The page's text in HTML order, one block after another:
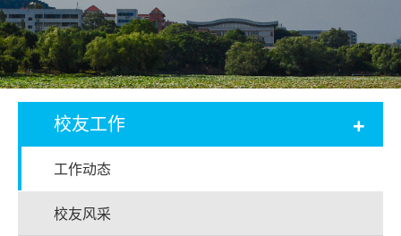
校友工作 +
工作动态
校友风采